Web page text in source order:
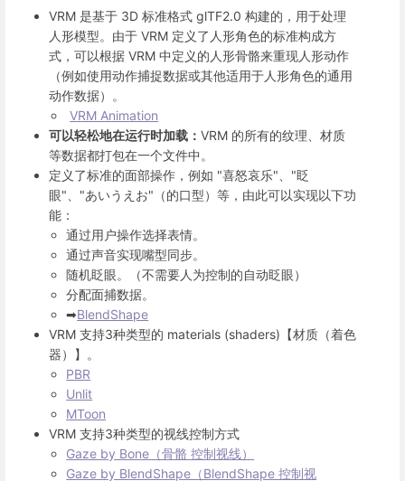
VRM 是基于 3D 标准格式 glTF2.0 构建的，用于处理
人形模型。由于 VRM 定义了人形角色的标准构成方
式，可以根据 VRM 中定义的人形骨骼来重现人形动作
（例如使用动作捕捉数据或其他适用于人形角色的通用
动作数据）。
VRM Animation
可以轻松地在运行时加载： VRM 的所有的纹理、材质
等数据都打包在一个文件中。
定义了标准的面部操作，例如 "喜怒哀乐"、"眨
眼"、"あいうえお"（的口型）等，由此可以实现以下功
能：
通过用户操作选择表情。
通过声音实现嘴型同步。
随机眨眼。（不需要人为控制的自动眨眼）
分配面捕数据。
➡BlendShape
VRM 支持3种类型的 materials (shaders)【材质（着色
器）】。
PBR
Unlit
MToon
VRM 支持3种类型的视线控制方式
Gaze by Bone（骨骼 控制视线）
Gaze by BlendShape（BlendShape 控制视